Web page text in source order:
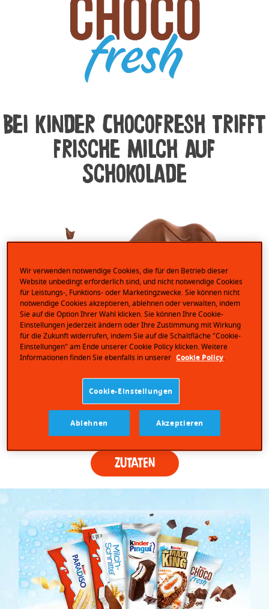
Bei kinder Chocofresh trifft
frische Milch auf
Schokolade
kinder Chocofresh ist der unwiderstehliche Genuss
aus zarter Haselnusscreme, kühler Milchcreme und
knackiger Vollmilchschokolade. Einfach Stück für
Stück genießen.
Zutaten
Wir verwenden notwendige Cookies, die für den Betrieb dieser
Website unbedingt erforderlich sind, und nicht notwendige Cookies
für Leistungs-, Funktions- oder Marketingzwecke. Sie können nicht
notwendige Cookies akzeptieren, ablehnen oder verwalten, indem
Sie auf die Option Ihrer Wahl klicken. Sie können Ihre Cookie-
Einstellungen jederzeit ändern oder Ihre Zustimmung mit Wirkung
für die Zukunft widerrufen, indem Sie auf die Schaltfläche "Cookie-
Einstellungen" am Ende unserer Cookie Policy klicken. Weitere
Informationen finden Sie ebenfalls in unserer Cookie Policy.
Cookie-Einstellungen
Ablehnen Akzeptieren